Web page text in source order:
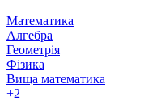
Математика
Алгебра
Геометрія
Фізика
Вища математика
+2